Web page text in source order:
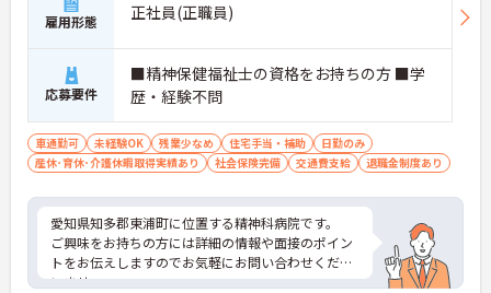
雇用形態 正社員(正職員)
応募要件
■精神保健福祉士の資格をお持ちの方 ■学
歴・経験不問
車通勤可 未経験OK 残業少なめ 住宅手当・補助
日勤のみ
産休･育休･介護休暇取得実績あり
社会保険完備 交通費支給 退職金制度あり
愛知県知多郡東浦町に位置する精神科病院です。
ご興味をお持ちの方には詳細の情報や面接のポイン
トをお伝えしますのでお気軽にお問い合わせくださ
いませ。